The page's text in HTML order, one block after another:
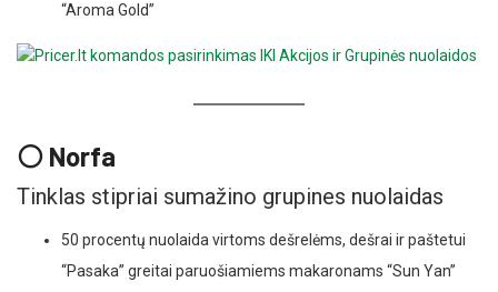
“Aroma Gold”
⚪ Norfa
Tinklas stipriai sumažino grupines nuolaidas
50 procentų nuolaida virtoms dešrelėms, dešrai ir paštetui
“Pasaka” greitai paruošiamiems makaronams “Sun Yan”